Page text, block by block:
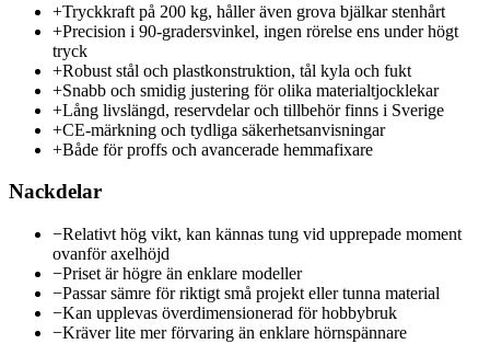
+Tryckkraft på 200 kg, håller även grova bjälkar stenhårt
+Precision i 90-gradersvinkel, ingen rörelse ens under högt
tryck
+Robust stål och plastkonstruktion, tål kyla och fukt
+Snabb och smidig justering för olika materialtjocklekar
+Lång livslängd, reservdelar och tillbehör finns i Sverige
+CE-märkning och tydliga säkerhetsanvisningar
+Både för proffs och avancerade hemmafixare
Nackdelar
−Relativt hög vikt, kan kännas tung vid upprepade moment
ovanför axelhöjd
−Priset är högre än enklare modeller
−Passar sämre för riktigt små projekt eller tunna material
−Kan upplevas överdimensionerad för hobbybruk
−Kräver lite mer förvaring än enklare hörnspännare